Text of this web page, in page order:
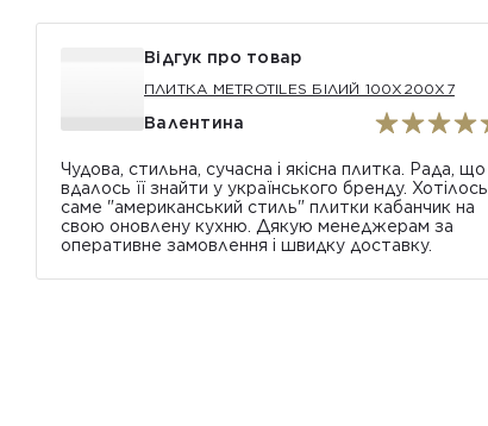
Відгук про товар
ПЛИТКА METROTILES БІЛИЙ 100X200X7
Валентина
Чудова, стильна, сучасна і якісна плитка. Рада, що
вдалось її знайти у українського бренду. Хотілось
саме "американський стиль" плитки кабанчик на
свою оновлену кухню. Дякую менеджерам за
оперативне замовлення і швидку доставку.